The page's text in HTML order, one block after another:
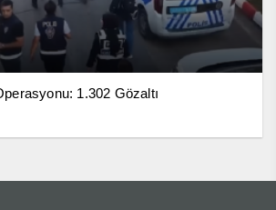
1.302 Gözaltı